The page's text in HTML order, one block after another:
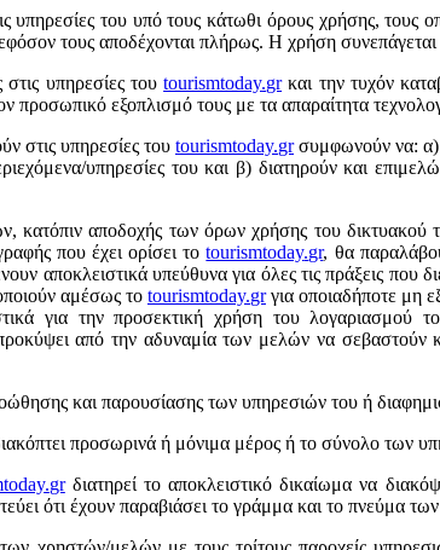
του υπό τους κάτωθι όρους χρήσης, τους
τους αποδέχονται πλήρως. Η χρήση
στις υπηρεσίες τουtourismtoday.grκαι την τυχόν
προσωπικό εξοπλισμό τους με τα απαραίτητα
στις υπηρεσίες του tourismtoday.grσυμφωνούν να: α)
υπηρεσίες του και β) διατηρούν και
κατόπιν αποδοχής των όρων χρήσης του
που έχει ορίσει τοtourismtoday.gr, θα
αποκλειστικά υπεύθυνα για όλες τις πράξεις
αμέσως το tourismtoday.grγια οποιαδήποτε μη
για την προσεκτική χρήση του
από την αδυναμία των μελών να
και παρουσίασης των υπηρεσιών του ή
προσωρινά ή μόνιμα μέρος ή το σύνολο των
.grδιατηρεί το αποκλειστικό δικαίωμα να
ότι έχουν παραβιάσει το γράμμα και το πνεύμα